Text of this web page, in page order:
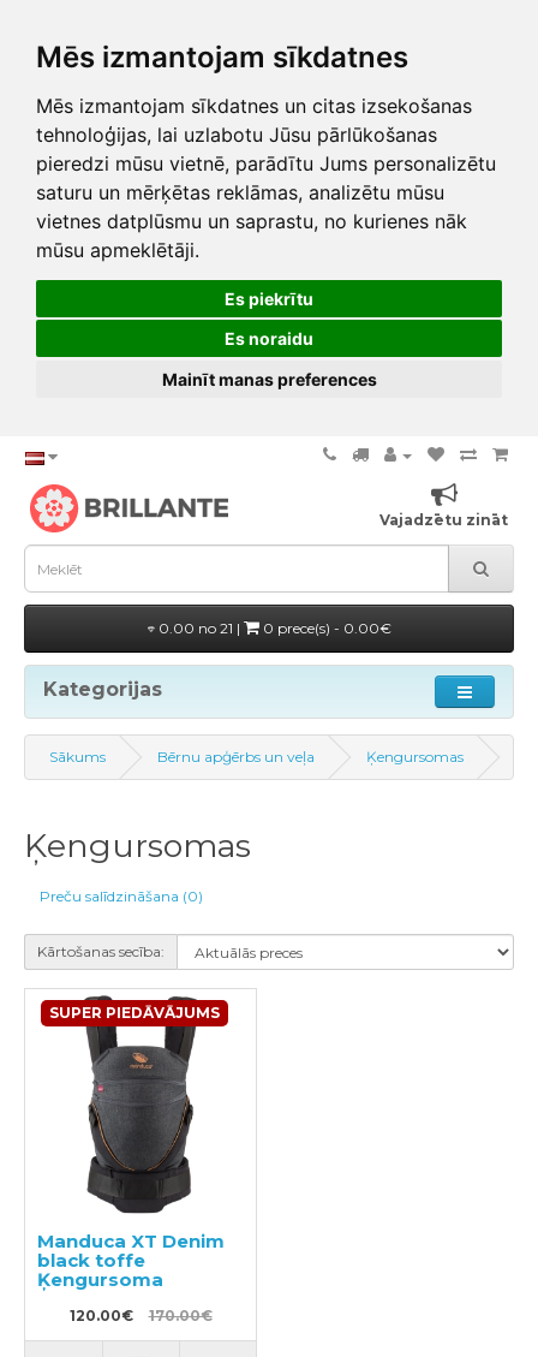
Mēs izmantojam sīkdatnes
Mēs izmantojam sīkdatnes un citas izsekošanas
tehnoloģijas, lai uzlabotu Jūsu pārlūkošanas
pieredzi mūsu vietnē, parādītu Jums personalizētu
saturu un mērķētas reklāmas, analizētu mūsu
vietnes datplūsmu un saprastu, no kurienes nāk
mūsu apmeklētāji.
Es piekrītu
Es noraidu
Mainīt manas preferences
Vajadzētu zināt
0.00 no 21 | 0 prece(s) - 0.00€
Kategorijas
Sākums Bērnu apģērbs un veļa Ķengursomas
Ķengursomas
Preču salīdzināšana (0)
Kārtošanas secība:
SUPER PIEDĀVĀJUMS
Manduca XT Denim
black toffe
Ķengursoma
120.00€ 170.00€